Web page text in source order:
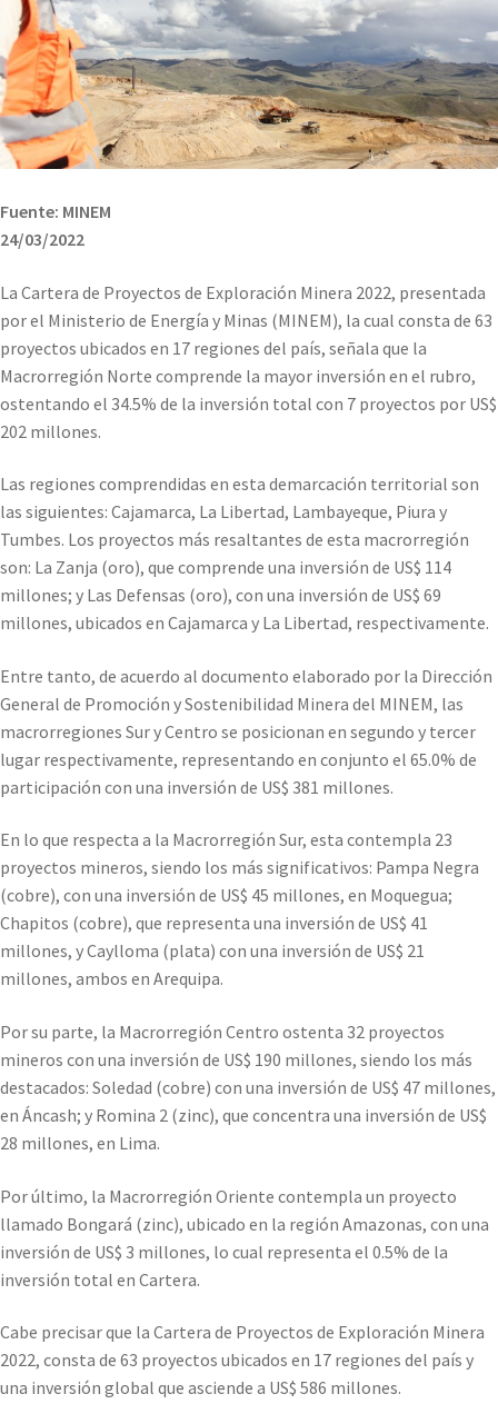
Fuente: MINEM
24/03/2022
La Cartera de Proyectos de Exploración Minera 2022, presentada
por el Ministerio de Energía y Minas (MINEM), la cual consta de 63
proyectos ubicados en 17 regiones del país, señala que la
Macrorregión Norte comprende la mayor inversión en el rubro,
ostentando el 34.5% de la inversión total con 7 proyectos por US$
202 millones.
Las regiones comprendidas en esta demarcación territorial son
las siguientes: Cajamarca, La Libertad, Lambayeque, Piura y
Tumbes. Los proyectos más resaltantes de esta macrorregión
son: La Zanja (oro), que comprende una inversión de US$ 114
millones; y Las Defensas (oro), con una inversión de US$ 69
millones, ubicados en Cajamarca y La Libertad, respectivamente.
Entre tanto, de acuerdo al documento elaborado por la Dirección
General de Promoción y Sostenibilidad Minera del MINEM, las
macrorregiones Sur y Centro se posicionan en segundo y tercer
lugar respectivamente, representando en conjunto el 65.0% de
participación con una inversión de US$ 381 millones.
En lo que respecta a la Macrorregión Sur, esta contempla 23
proyectos mineros, siendo los más significativos: Pampa Negra
(cobre), con una inversión de US$ 45 millones, en Moquegua;
Chapitos (cobre), que representa una inversión de US$ 41
millones, y Caylloma (plata) con una inversión de US$ 21
millones, ambos en Arequipa.
Por su parte, la Macrorregión Centro ostenta 32 proyectos
mineros con una inversión de US$ 190 millones, siendo los más
destacados: Soledad (cobre) con una inversión de US$ 47 millones,
en Áncash; y Romina 2 (zinc), que concentra una inversión de US$
28 millones, en Lima.
Por último, la Macrorregión Oriente contempla un proyecto
llamado Bongará (zinc), ubicado en la región Amazonas, con una
inversión de US$ 3 millones, lo cual representa el 0.5% de la
inversión total en Cartera.
Cabe precisar que la Cartera de Proyectos de Exploración Minera
2022, consta de 63 proyectos ubicados en 17 regiones del país y
una inversión global que asciende a US$ 586 millones.